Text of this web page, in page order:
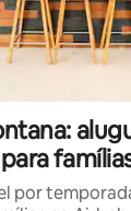
por